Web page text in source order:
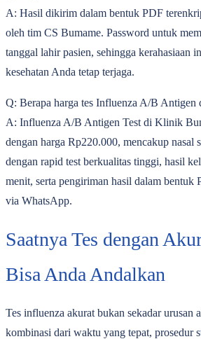
A: Hasil dikirim dalam bentuk PDF
oleh tim CS Bumame. Password untuk
tanggal lahir pasien, sehingga kerahasiaan
kesehatan Anda tetap terjaga.
Q: Berapa harga tes Influenza A/B Antigen
A: Influenza A/B Antigen Test di Klinik
dengan harga Rp220.000, mencakup nasal
dengan rapid test berkualitas tinggi, hasil
menit, serta pengiriman hasil dalam bentuk
via WhatsApp.
Saatnya Tes dengan
Bisa Anda Andalkan
Tes influenza akurat bukan sekadar urusan
kombinasi dari waktu yang tepat, prosedur